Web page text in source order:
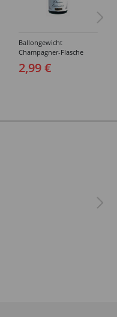
Ballongewicht
Champagner-Flasche
2,99 €